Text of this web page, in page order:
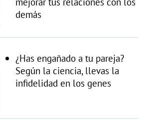
demás
¿Has engañado a tu pareja?
Según la ciencia, llevas la
infidelidad en los genes